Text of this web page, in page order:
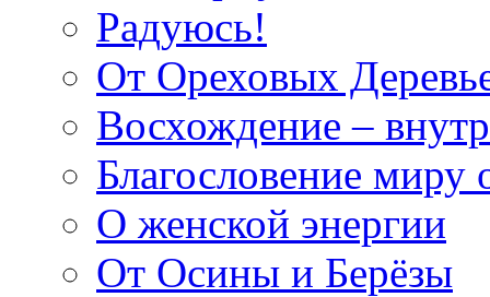
Радуюсь!
От Ореховых
Восхождение –
Благословение миру
О женской энергии
От Осины и Берёзы